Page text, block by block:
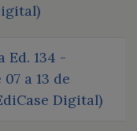
Ed. 134 -
a 13 de
Digital)